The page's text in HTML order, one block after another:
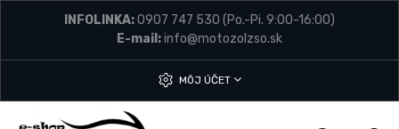
INFOLINKA:0907 747 530 (Po.-Pi. 9:00-16:00)
E-mail:info@motozolzso.sk
MÔJ ÚČET